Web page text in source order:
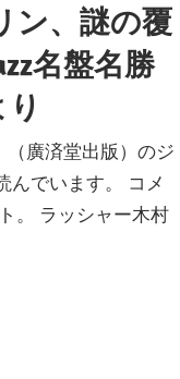
ン、謎の覆
名盤名勝
（廣済堂出版）のジ
んでいます。 コメ
。 ラッシャー木村